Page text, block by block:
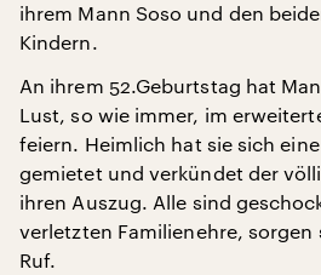
ihrem Mann Soso und den
Kindern.
An ihrem 52.Geburtstag hat
Lust, so wie immer, im
feiern. Heimlich hat sie sich
gemietet und verkündet der
ihren Auszug. Alle sind
verletzten Familienehre,
Ruf.